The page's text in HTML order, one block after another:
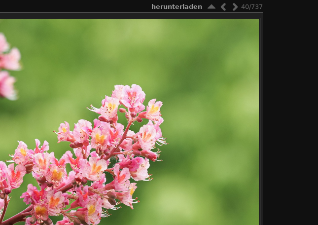
40/737
herunterladen